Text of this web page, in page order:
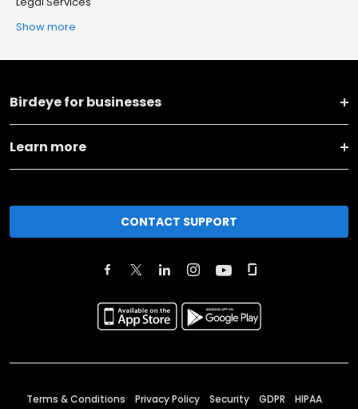
Show more
Birdeye for businesses
Learn more
CONTACT SUPPORT
Terms & Conditions Privacy Policy Security GDPR HIPAA